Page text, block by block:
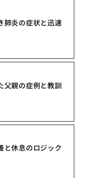
肺炎の症状と迅速
父親の症例と教訓
と休息のロジック